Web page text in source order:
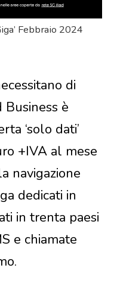
Febbraio 2024
di
Business è
‘solo dati’
+IVA al mese
navigazione
dedicati in
in trenta paesi
e chiamate